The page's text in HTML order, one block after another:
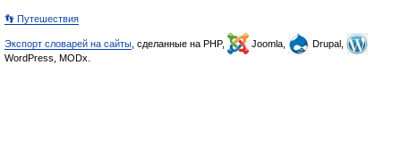
👣 Путешествия
Экспорт словарей на сайты , сделанные на PHP, Joomla,
Drupal,
WordPress, MODx.